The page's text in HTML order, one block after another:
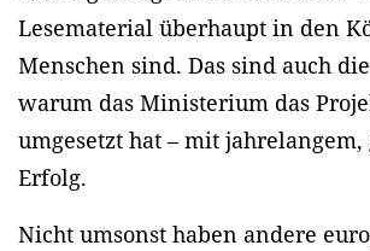
Lesematerial überhaupt in den
Menschen sind. Das sind auch
warum das Ministerium das
umgesetzt hat – mit
Erfolg.
Nicht umsonst haben andere